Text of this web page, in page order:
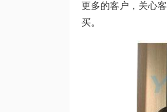
更多的客户，关心
买。